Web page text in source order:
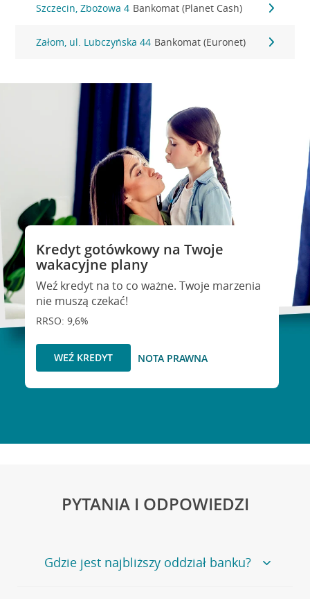
Szczecin, Zbożowa 4 Bankomat (Planet Cash)
Załom, ul. Lubczyńska 44 Bankomat (Euronet)
Kredyt gotówkowy na Twoje
wakacyjne plany
Weź kredyt na to co ważne. Twoje marzenia
nie muszą czekać!
RRSO: 9,6%
WEŹ KREDYT NOTA PRAWNA
PYTANIA I ODPOWIEDZI
Gdzie jest najbliższy oddział banku?